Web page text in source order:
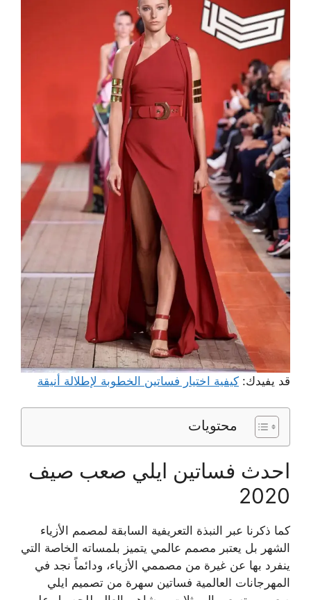
قد يفيدك: كيفية اختيار فساتين الخطوبة لإطلالة أنيقة
محتويات
احدث فساتين ايلي صعب صيف
2020
كما ذكرنا عبر النبذة التعريفية السابقة لمصمم الأزياء
الشهر بل يعتبر مصمم عالمي يتميز بلمساته الخاصة التي
ينفرد بها عن غيرة من مصممي الأزياء، ودائماً نجد في
المهرجانات العالمية فساتين سهرة من تصميم ايلي